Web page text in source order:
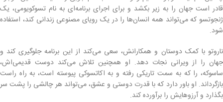
قادر است جهان را به زیر بکشد و برای اجرای برنامه‌ای به نام تسوکویومی، یک
ژنجوتسو که می‌تواند همه انسان‌ها را در یک رویای مصنوعی زندانی کند، استفاده
شود.
ناروتو با کمک دوستان و همکارانش، سعی می‌کند از این برنامه جلوگیری کند و
جهان را از ویرانی نجات دهد. او همچنین تلاش می‌کند دوست قدیمی‌اش،
ساسوکه، را که به سمت تاریکی رفته و به اکاتسوکی پیوسته است، به راه راست
بازگرداند. او باور دارد که با قدرت دوستی و عشق، می‌تواند هر چالشی را پشت سر
بگذارد و آرزوهایش را برآورده کند.